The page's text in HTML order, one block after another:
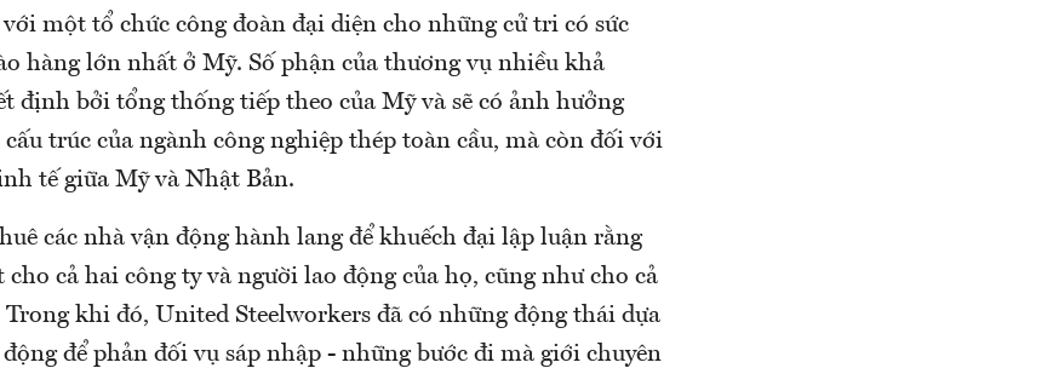
một tổ chức công đoàn đại diện cho những cử tri có sức
hàng lớn nhất ở Mỹ. Số phận của thương vụ nhiều khả
định bởi tổng thống tiếp theo của Mỹ và sẽ có ảnh hưởng
trúc của ngành công nghiệp thép toàn cầu, mà còn đối với
tế giữa Mỹ và Nhật Bản.
các nhà vận động hành lang để khuếch đại lập luận rằng
cho cả hai công ty và người lao động của họ, cũng như cho cả
khi đó, United Steelworkers đã có những động thái dựa
để phản đối vụ sáp nhập - những bước đi mà giới chuyên